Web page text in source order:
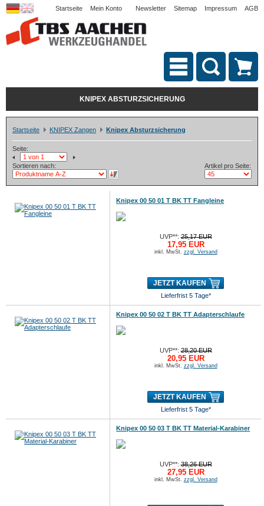
Startseite Mein Konto Newsletter Sitemap Impressum AGB
KNIPEX ABSTURZSICHERUNG
Startseite KNIPEX Zangen Knipex Absturzsicherung
Seite:
Sortieren nach: Artikel pro Seite:
Knipex 00 50 01 T BK TT Fangleine
UVP**:25,17 EUR
17,95 EUR
inkl. MwSt. zzgl. Versand
JETZT KAUFEN
Lieferfrist 5 Tage*
Knipex 00 50 02 T BK TT Adapterschlaufe
UVP**:28,20 EUR
20,95 EUR
inkl. MwSt. zzgl. Versand
JETZT KAUFEN
Lieferfrist 5 Tage*
Knipex 00 50 03 T BK TT Material-Karabiner
UVP**:38,26 EUR
27,95 EUR
inkl. MwSt. zzgl. Versand